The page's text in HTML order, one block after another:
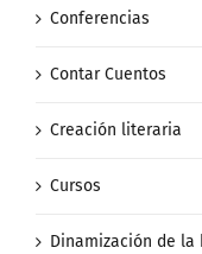
Conferencias
Contar Cuentos
Creación literaria
Cursos
Dinamización de